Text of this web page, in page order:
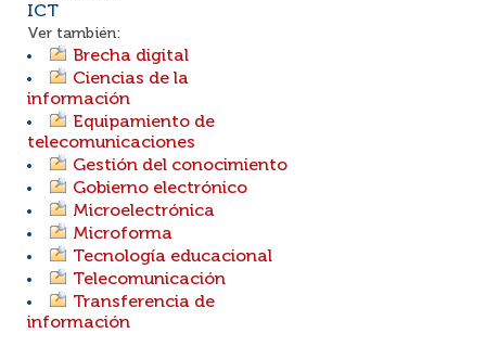
ICT
Ver también:
Brecha digital
Ciencias de la
información
Equipamiento de
telecomunicaciones
Gestión del conocimiento
Gobierno electrónico
Microelectrónica
Microforma
Tecnología educacional
Telecomunicación
Transferencia de
información